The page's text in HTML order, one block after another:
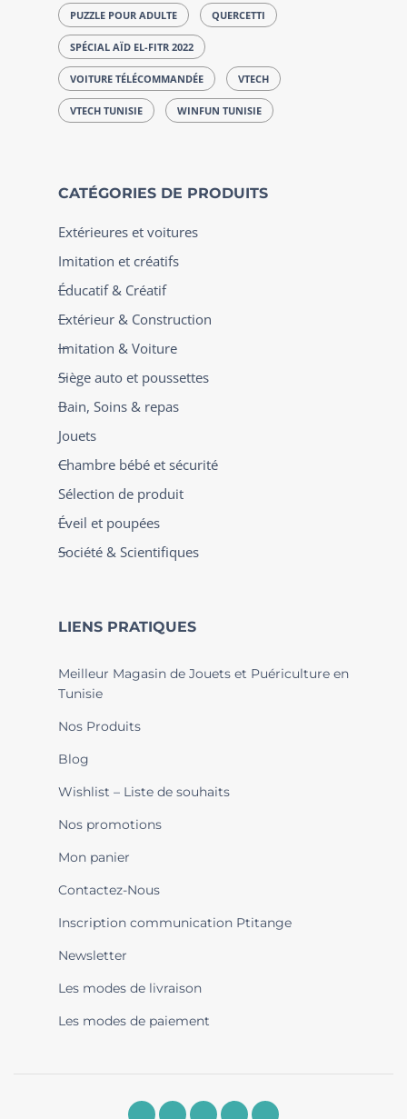
PUZZLE POUR ADULTE QUERCETTI
SPÉCIAL AÏD EL-FITR 2022
VOITURE TÉLÉCOMMANDÉE VTECH
VTECH TUNISIE WINFUN TUNISIE
CATÉGORIES DE PRODUITS
Extérieures et voitures
Imitation et créatifs
Éducatif & Créatif
Extérieur & Construction
Imitation & Voiture
Siège auto et poussettes
Bain, Soins & repas
Jouets
Chambre bébé et sécurité
Sélection de produit
Éveil et poupées
Société & Scientifiques
LIENS PRATIQUES
Meilleur Magasin de Jouets et Puériculture en
Tunisie
Nos Produits
Blog
Wishlist – Liste de souhaits
Nos promotions
Mon panier
Contactez-Nous
Inscription communication Ptitange
Newsletter
Les modes de livraison
Les modes de paiement